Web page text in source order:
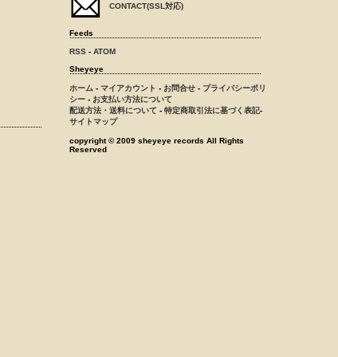
CONTACT(SSL対応)
Feeds
RSS - ATOM
Sheyeye
ホーム - マイアカウント - お問合せ - プライバシーポリ
シー - お支払い方法について
配送方法・送料について - 特定商取引法に基づく表記-
サイトマップ
copyright © 2009 sheyeye records All Rights
Reserved